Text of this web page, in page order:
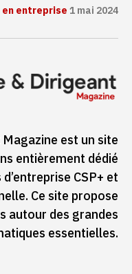
en entreprise1 mai 2024
est un site
entièrement dédié
CSP+ et
Ce site propose
autour des grandes
essentielles.